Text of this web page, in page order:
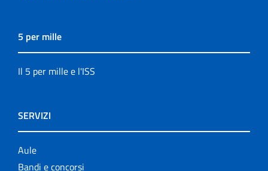
5 per mille
Il 5 per mille e l'ISS
SERVIZI
Aule
Bandi e concorsi